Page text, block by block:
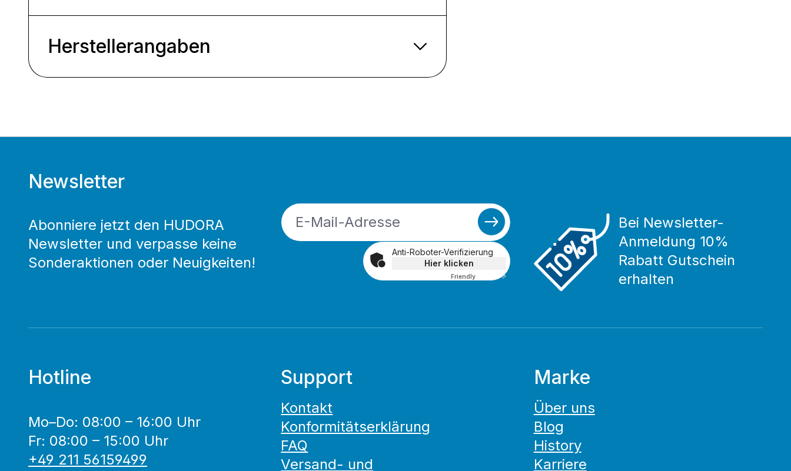
Herstellerangaben
Newsletter
Abonniere jetzt den HUDORA
Newsletter und verpasse keine
Sonderaktionen oder Neuigkeiten!
Anti-Roboter-Verifizierung
Hier klicken
FriendlyCaptcha ⇗
Bei Newsletter-
Anmeldung 10%
Rabatt Gutschein
erhalten
Hotline
Mo–Do: 08:00 – 16:00 Uhr
Fr: 08:00 – 15:00 Uhr
+49 211 56159499
Support
Kontakt
Konformitätserklärung
FAQ
Versand- und
Marke
Über uns
Blog
History
Karriere